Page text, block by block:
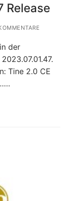
Release
der
Tine 2.0 CE